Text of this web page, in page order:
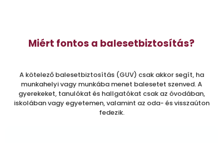
Miért fontos a balesetbiztosítás?
A kötelező balesetbiztosítás (GUV) csak akkor segít, ha
munkahelyi vagy munkába menet balesetet szenved. A
gyerekeket, tanulókat és hallgatókat csak az óvodában,
iskolában vagy egyetemen, valamint az oda- és visszaúton
fedezik.